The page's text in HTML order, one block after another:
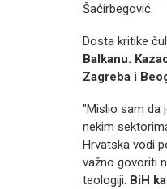
Šaćirbegović.
Dosta kritike
Balkanu.
Zagreba i
"Mislio sam da
nekim
Hrvatska vodi
važno govoriti
teologiji. BiH